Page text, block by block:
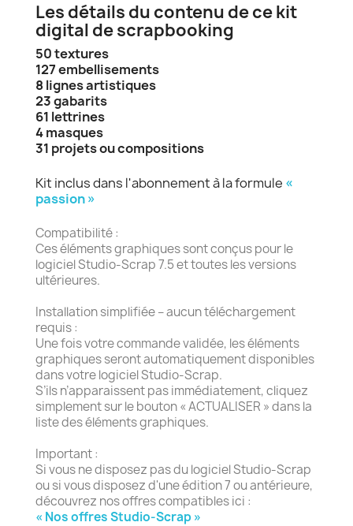
Les détails du contenu de ce kit
digital de scrapbooking
50 textures
127 embellisements
8 lignes artistiques
23 gabarits
61 lettrines
4 masques
31 projets ou compositions
Kit inclus dans l'abonnement à la formule «
passion »
Compatibilité :
Ces éléments graphiques sont conçus pour le
logiciel Studio-Scrap 7.5 et toutes les versions
ultérieures.
Installation simplifiée – aucun téléchargement
requis :
Une fois votre commande validée, les éléments
graphiques seront automatiquement disponibles
dans votre logiciel Studio-Scrap.
S’ils n’apparaissent pas immédiatement, cliquez
simplement sur le bouton « ACTUALISER » dans la
liste des éléments graphiques.
Important :
Si vous ne disposez pas du logiciel Studio-Scrap
ou si vous disposez d'une édition 7 ou antérieure,
découvrez nos offres compatibles ici :
« Nos offres Studio-Scrap »